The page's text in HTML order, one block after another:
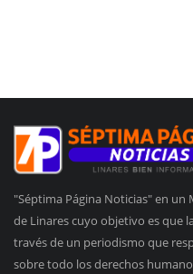
"Séptima Página Noticias" en un
de Linares cuyo objetivo es que
través de un periodismo que
sobre todo los derechos